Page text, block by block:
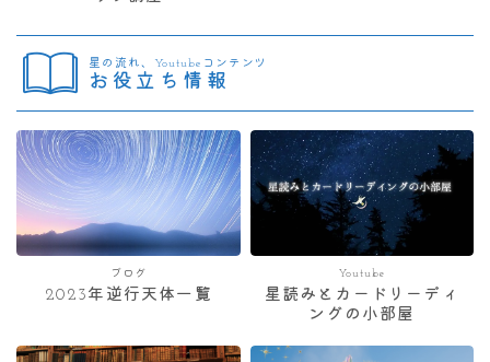
星の流れ、Youtubeコンテンツ
お役立ち情報
ブログ
2023年逆行天体一覧
Youtube
星読みとカードリーディ
ングの小部屋